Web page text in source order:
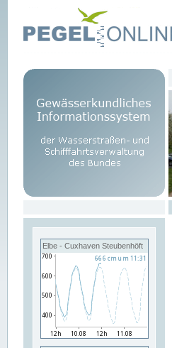
Elbe - Cuxhaven Steubenhöft